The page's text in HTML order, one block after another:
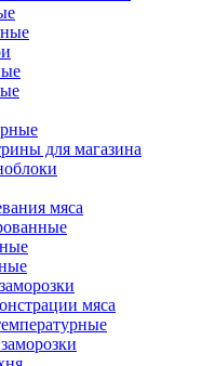
для магазина
мяса
мяса